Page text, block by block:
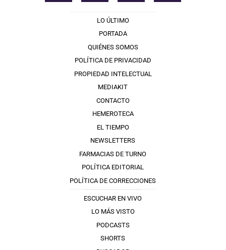
LO ÚLTIMO
PORTADA
QUIÉNES SOMOS
POLÍTICA DE PRIVACIDAD
PROPIEDAD INTELECTUAL
MEDIAKIT
CONTACTO
HEMEROTECA
EL TIEMPO
NEWSLETTERS
FARMACIAS DE TURNO
POLÍTICA EDITORIAL
POLÍTICA DE CORRECCIONES
ESCUCHAR EN VIVO
LO MÁS VISTO
PODCASTS
SHORTS